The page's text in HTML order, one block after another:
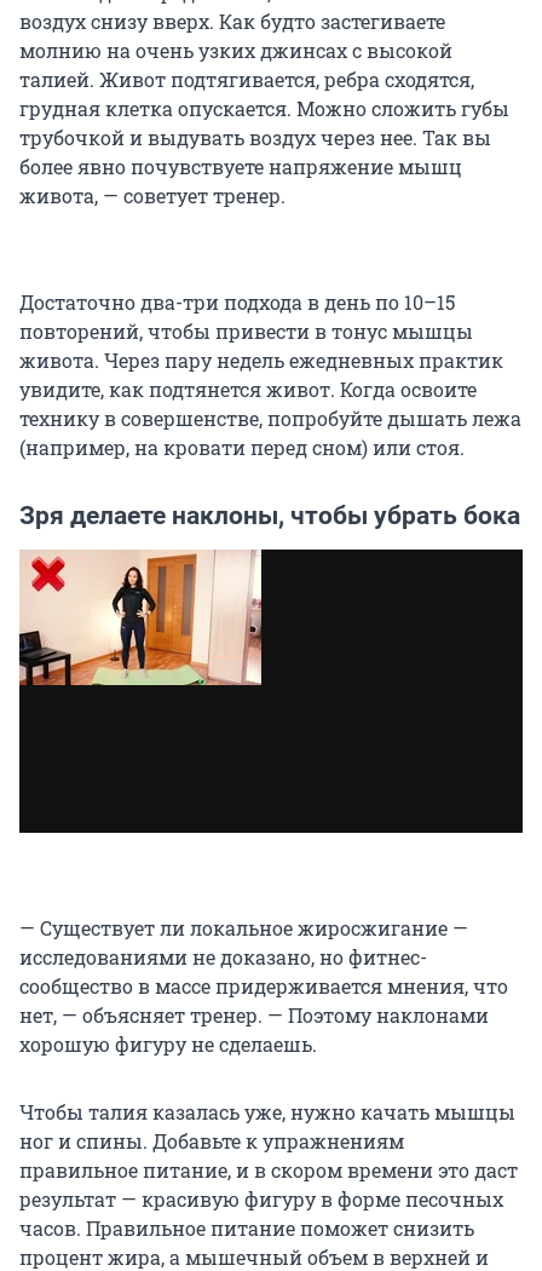
воздух снизу вверх. Как будто застегиваете
молнию на очень узких джинсах с высокой
талией. Живот подтягивается, ребра сходятся,
грудная клетка опускается. Можно сложить губы
трубочкой и выдувать воздух через нее. Так вы
более явно почувствуете напряжение мышц
живота, — советует тренер.
Достаточно два-три подхода в день по 10–15
повторений, чтобы привести в тонус мышцы
живота. Через пару недель ежедневных практик
увидите, как подтянется живот. Когда освоите
технику в совершенстве, попробуйте дышать лежа
(например, на кровати перед сном) или стоя.
Зря делаете наклоны, чтобы убрать бока
— Существует ли локальное жиросжигание —
исследованиями не доказано, но фитнес-
сообщество в массе придерживается мнения, что
нет, — объясняет тренер. — Поэтому наклонами
хорошую фигуру не сделаешь.
Чтобы талия казалась уже, нужно качать мышцы
ног и спины. Добавьте к упражнениям
правильное питание, и в скором времени это даст
результат — красивую фигуру в форме песочных
часов. Правильное питание поможет снизить
процент жира, а мышечный объем в верхней и